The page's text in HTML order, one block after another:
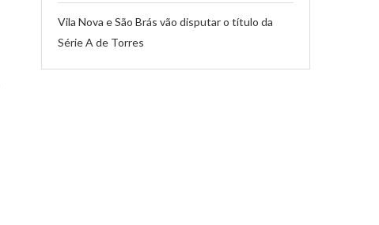
Vila Nova e São Brás vão disputar o título da
Série A de Torres